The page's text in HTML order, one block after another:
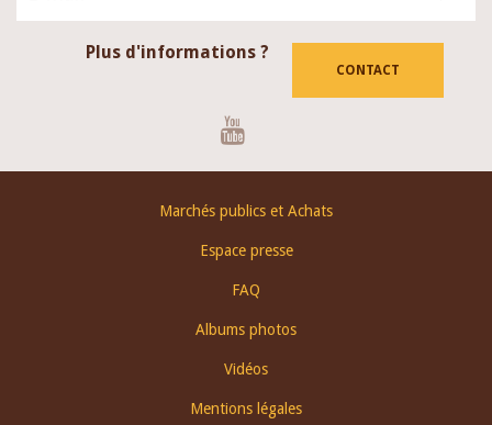
Plus d'informations ?
CONTACT
Marchés publics et Achats
Espace presse
FAQ
Albums photos
Vidéos
Mentions légales